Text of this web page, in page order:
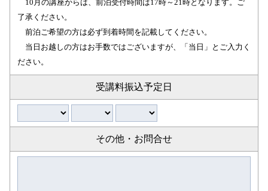
10月の講座からは、前泊受付時間は17時～21時となります。ご
了承ください。
前泊ご希望の方は必ず到着時間を記載してください。
当日お越しの方はお手数ではございますが、「当日」とご入力く
ださい。
受講料振込予定日
その他・お問合せ